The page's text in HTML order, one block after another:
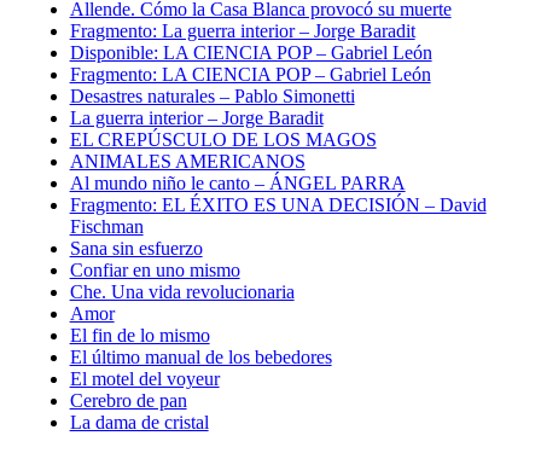
Allende. Cómo la Casa Blanca provocó su muerte
Fragmento: La guerra interior – Jorge Baradit
Disponible: LA CIENCIA POP – Gabriel León
Fragmento: LA CIENCIA POP – Gabriel León
Desastres naturales – Pablo Simonetti
La guerra interior – Jorge Baradit
EL CREPÚSCULO DE LOS MAGOS
ANIMALES AMERICANOS
Al mundo niño le canto – ÁNGEL PARRA
Fragmento: EL ÉXITO ES UNA DECISIÓN – David
Fischman
Sana sin esfuerzo
Confiar en uno mismo
Che. Una vida revolucionaria
Amor
El fin de lo mismo
El último manual de los bebedores
El motel del voyeur
Cerebro de pan
La dama de cristal